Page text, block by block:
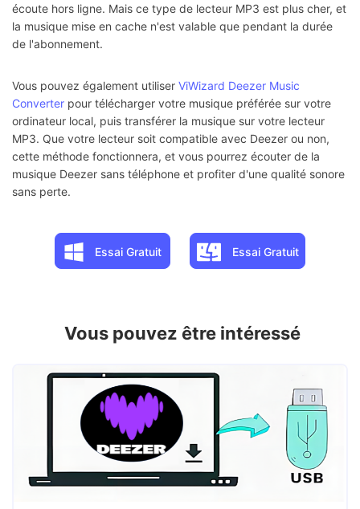
écoute hors ligne. Mais ce type de lecteur MP3 est plus cher, et
la musique mise en cache n'est valable que pendant la durée
de l'abonnement.
Vous pouvez également utiliser ViWizard Deezer Music
Converter pour télécharger votre musique préférée sur votre
ordinateur local, puis transférer la musique sur votre lecteur
MP3. Que votre lecteur soit compatible avec Deezer ou non,
cette méthode fonctionnera, et vous pourrez écouter de la
musique Deezer sans téléphone et profiter d'une qualité sonore
sans perte.
Essai Gratuit Essai Gratuit
Vous pouvez être intéressé